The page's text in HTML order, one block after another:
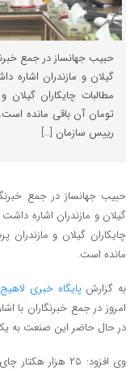
تومان آن باقی مانده
رییس سازمان […]
مانده است.
به گزارشپایگاه خبری
امروز در جمع خبرنگاران با
در حال حاضر این صنعت به